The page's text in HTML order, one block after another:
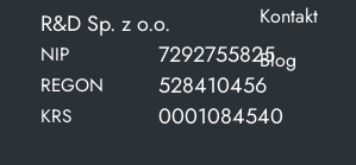
R&D Sp. z o.o.
NIP 7292755825
REGON 528410456
KRS 0001084540
Kontakt
Blog